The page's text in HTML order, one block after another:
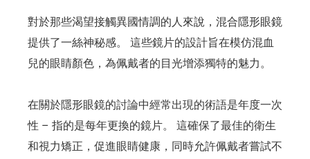
對於那些渴望接觸異國情調的人來說，混合隱形眼鏡
提供了一絲神秘感。 這些鏡片的設計旨在模仿混血
兒的眼睛顏色，為佩戴者的目光增添獨特的魅力。
在關於隱形眼鏡的討論中經常出現的術語是年度一次
性 – 指的是每年更換的鏡片。 這確保了最佳的衛生
和視力矯正，促進眼睛健康，同時允許佩戴者嘗試不